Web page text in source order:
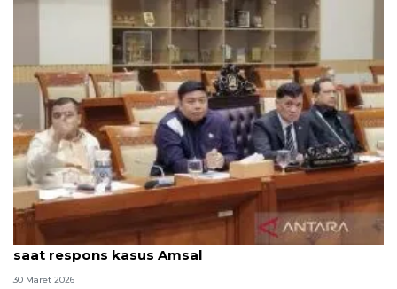
Anggota DPR sebut Prabowo sangat peduli ekraf
saat respons kasus Amsal
30 Maret 2026